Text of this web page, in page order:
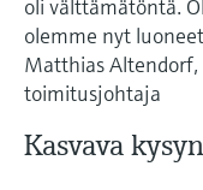
oli välttämätöntä.
olemme nyt
Matthias Altendorf,
toimitusjohtaja
Kasvava